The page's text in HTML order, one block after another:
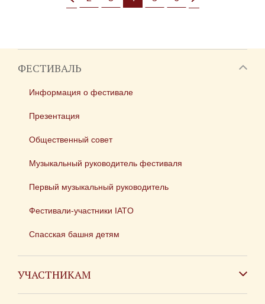
ФЕСТИВАЛЬ
Информация о фестивале
Презентация
Общественный совет
Музыкальный руководитель фестиваля
Первый музыкальный руководитель
Фестивали-участники IATO
Спасская башня детям
УЧАСТНИКАМ